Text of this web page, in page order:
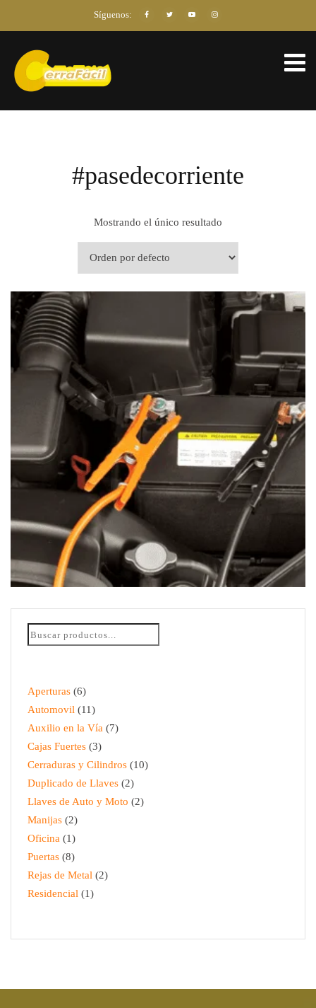
Síguenos:
#pasedecorriente
Mostrando el único resultado
$30.00
Aperturas 6
Automovil
11
Auxilio en la Vía
7
Cajas Fuertes 3
Cerraduras y Cilindros
10
Duplicado de Llaves
2
Llaves de Auto y Moto
2
Manijas
2
Oficina
1
Puertas 8
Rejas de Metal
2
Residencial
1